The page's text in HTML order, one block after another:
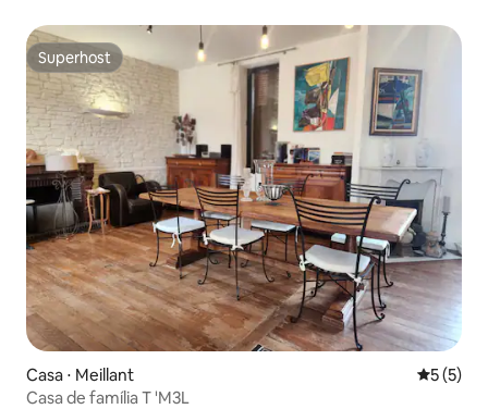
Superhost
Superhost
Casa ⋅ Meillant 5 de
5 (5)
Casa de família T 'M3L